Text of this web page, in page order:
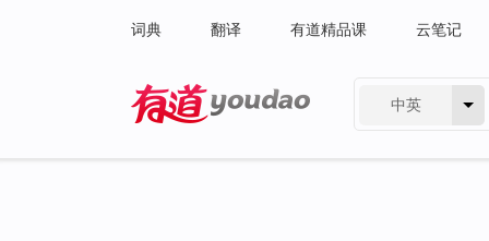
词典 翻译 有道精品课 云笔记
中英